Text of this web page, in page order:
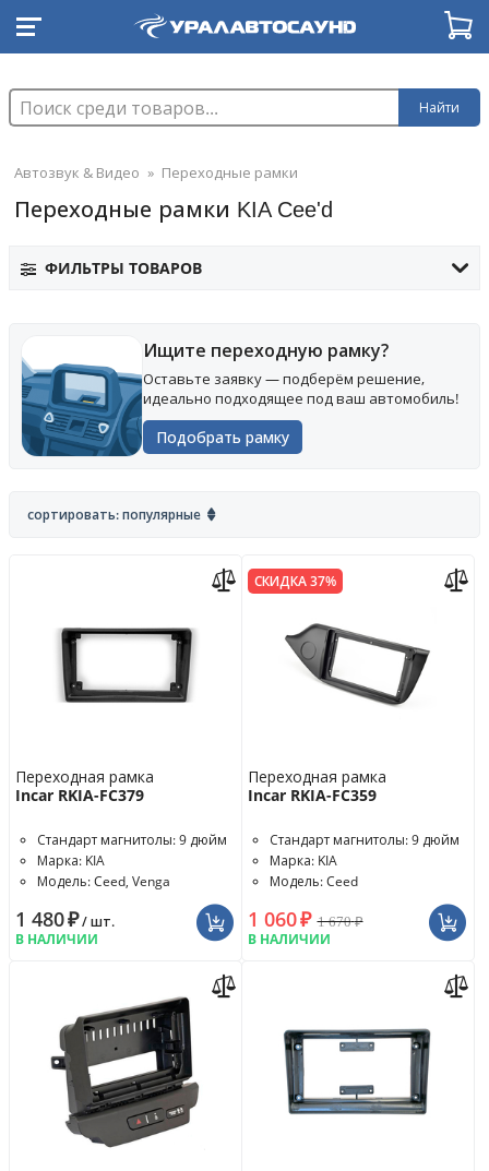
Найти
Автозвук & Видео » Переходные рамки
Переходные рамки KIA Cee'd
ФИЛЬТРЫ ТОВАРОВ
Ищите переходную рамку?
Оставьте заявку — подберём решение,
идеально подходящее под ваш автомобиль!
Подобрать рамку
сортировать: популярные
Переходная рамка
Incar RKIA-FC379
Стандарт магнитолы: 9 дюйм
Марка: KIA
Модель: Ceed, Venga
1 480₽/ шт.
В НАЛИЧИИ
СКИДКА 37%
Переходная рамка
Incar RKIA-FC359
Стандарт магнитолы: 9 дюйм
Марка: KIA
Модель: Ceed
1 060₽ 1 670₽
В НАЛИЧИИ